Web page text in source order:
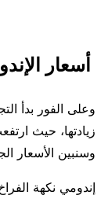
أسعار الإندومي
وعلى الفور بدأ
زيادتها، حيث
وسنبين الأسعار
إندومي نكهة الفراخ 40 كيس 227